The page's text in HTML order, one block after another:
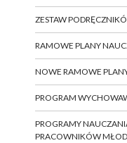
ZESTAW
RAMOWE PLANY
NOWE RAMOWE
PROGRAM
PROGRAMY
PRACOWNIKÓW